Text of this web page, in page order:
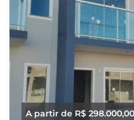
A partir de R$ 298.000,00